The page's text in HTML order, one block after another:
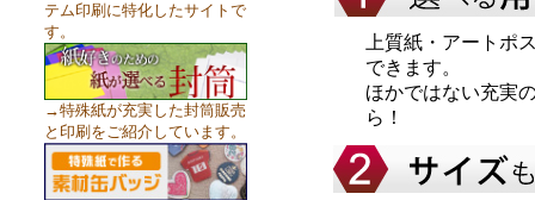
テム印刷に特化したサイトで
す。
→特殊紙が充実した封筒販売
と印刷をご紹介しています。
上質紙・アートポ
できます。
ほかではない充実
ら！